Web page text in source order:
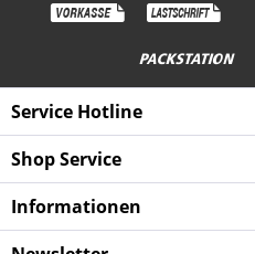
Service Hotline
Shop Service
Informationen